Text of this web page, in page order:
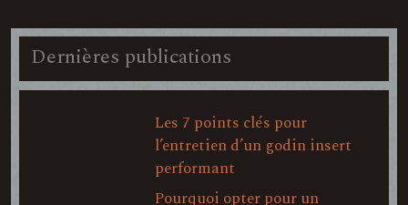
Dernières publications
Les 7 points clés pour
l’entretien d’un godin insert
performant
Pourquoi opter pour un